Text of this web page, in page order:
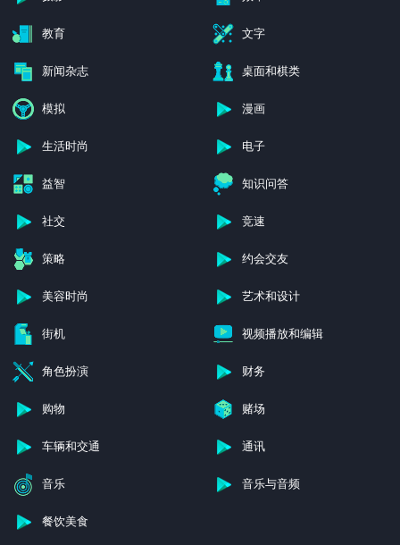
教育 文字
新闻杂志 桌面和棋类
模拟 漫画
生活时尚 电子
益智 知识问答
社交 竞速
策略 约会交友
美容时尚 艺术和设计
街机 视频播放和编辑
角色扮演 财务
购物 赌场
车辆和交通 通讯
音乐 音乐与音频
餐饮美食